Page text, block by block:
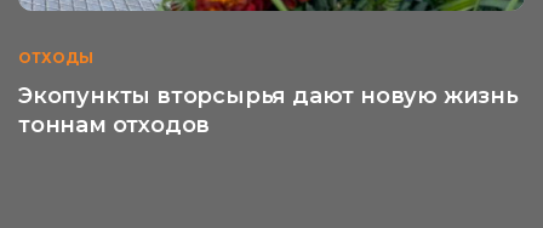
ОТХОДЫ
Экопункты вторсырья дают новую жизнь
тоннам отходов